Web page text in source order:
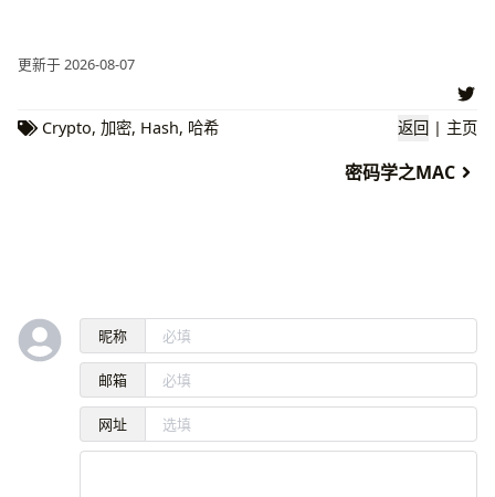
更新于 2026-08-07
Crypto, 加密, Hash, 哈希 返回 | 主页
密码学之MAC
昵称
邮箱
网址